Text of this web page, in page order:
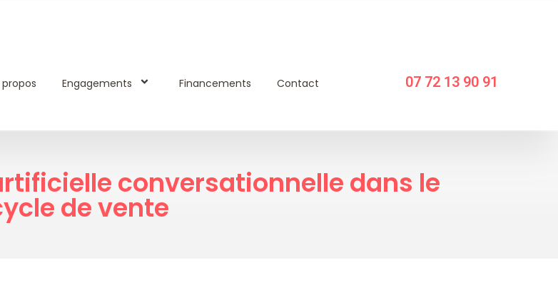
propos Engagements Financements Contact 07 72 13 90 91
conversationnelle dans le
de vente